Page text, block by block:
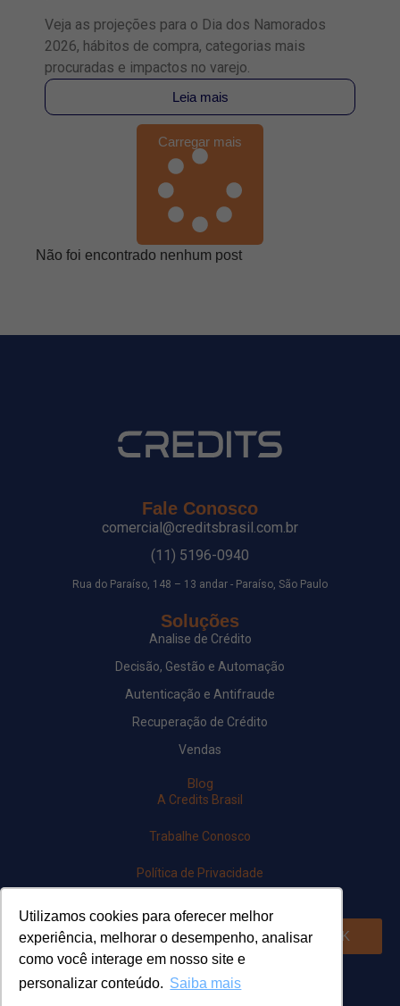
Utilizamos cookies para oferecer melhor
experiência, melhorar o desempenho, analisar
como você interage em nosso site e
personalizar conteúdo. Saiba mais
Veja as projeções para o Dia dos Namorados
2026, hábitos de compra, categorias mais
procuradas e impactos no varejo.
Leia mais
Carregar mais
Não foi encontrado nenhum post
Fale Conosco
comercial@creditsbrasil.com.br
(11) 5196-0940
Rua do Paraíso, 148 – 13 andar - Paraíso, São Paulo
Soluções
Analise de Crédito
Decisão, Gestão e Automação
Autenticação e Antifraude
Recuperação de Crédito
Vendas
Blog
A Credits Brasil
Trabalhe Conosco
Política de Privacidade
Newsletter
OK
Siga-nos em nossas redes